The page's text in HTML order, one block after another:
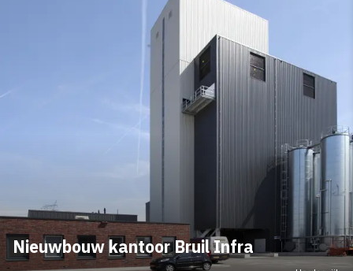
Nieuwbouw kantoor Bruil Infra